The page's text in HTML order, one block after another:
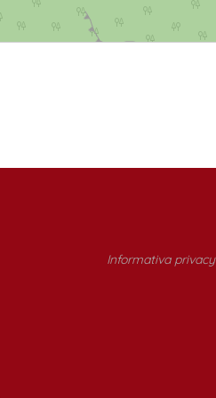
Informativa privacy